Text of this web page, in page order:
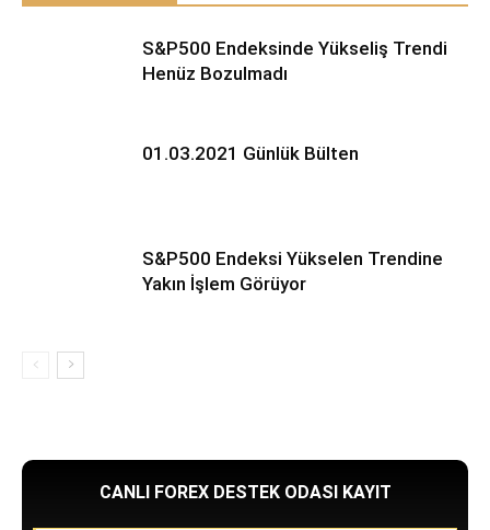
S&P500 Endeksinde Yükseliş Trendi
Henüz Bozulmadı
01.03.2021 Günlük Bülten
S&P500 Endeksi Yükselen Trendine
Yakın İşlem Görüyor
CANLI FOREX DESTEK ODASI KAYIT